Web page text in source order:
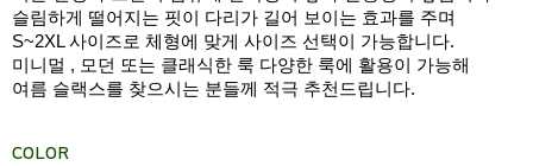
슬림하게 떨어지는 핏이 다리가 길어 보이는 효과를 주며
S~2XL 사이즈로 체형에 맞게 사이즈 선택이 가능합니다.
미니멀 , 모던 또는 클래식한 룩 다양한 룩에 활용이 가능해
여름 슬랙스를 찾으시는 분들께 적극 추천드립니다.
COLOR